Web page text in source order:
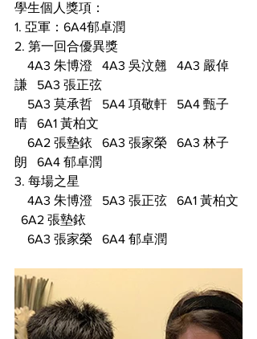
學生個人獎項：
1. 亞軍：6A4郁卓潤
2. 第一回合優異獎
謙   5A3 張正弦
晴   6A1 黃柏文
朗   6A4 郁卓潤
3. 每場之星
  6A2 張墊銥
    6A3 張家榮   6A4 郁卓潤